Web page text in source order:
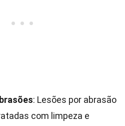
: Lesões por abrasão
com limpeza e